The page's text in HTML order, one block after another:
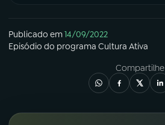
Publicado em14/09/2022
Episódio do programa Cultura Ativa
Compartilhe